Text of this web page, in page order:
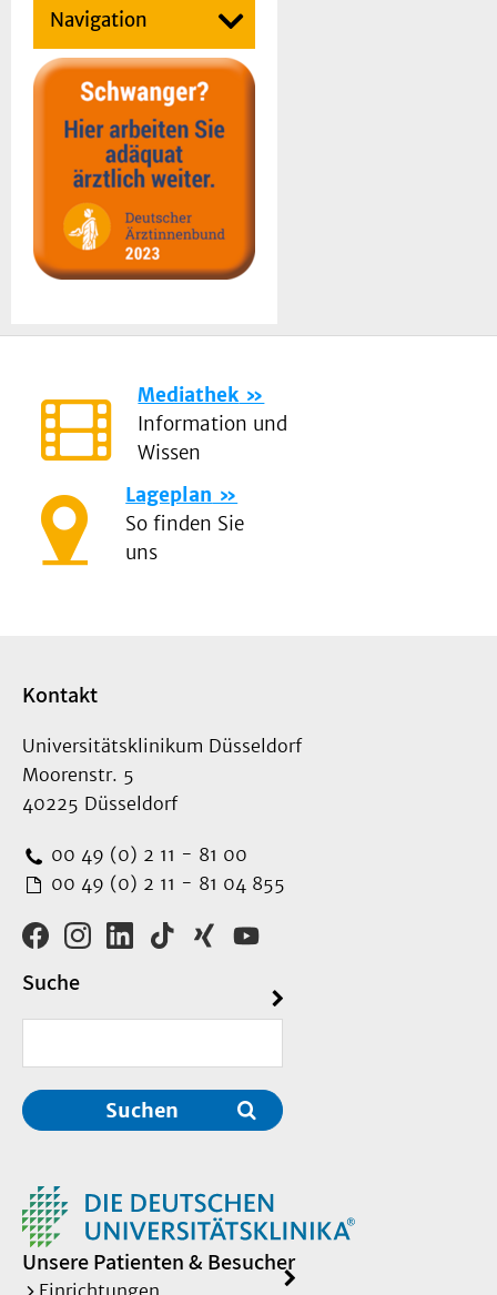
Navigation
Mediathek
Information und
Wissen
Lageplan
So finden Sie
uns
Kontakt
Universitätsklinikum Düsseldorf
Moorenstr. 5
40225 Düsseldorf
00 49 (0) 2 11 - 81 00
00 49 (0) 2 11 - 81 04 855
Suche
Suchen
Unsere Patienten & Besucher